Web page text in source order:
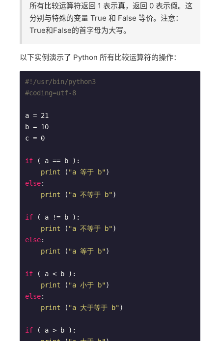
所有比较运算符返回 1 表示真，返回 0 表示假。这
分别与特殊的变量 True 和 False 等价。注意：
True和False的首字母为大写。
以下实例演示了 Python 所有比较运算符的操作：
#!/usr/bin/python3
#coding=utf-8
a = 21
b = 10
c = 0
if ( a == b ):
print ( "a 等于 b"
else:
print ( "a 不等于 b")
if ( a != b ):
print ( "a 不等于 b"
else:
print ( "a 等于 b")
if ( a < b ):
print ( "a 小于 b"
else:
print ( "a 大于等于 b")
if ( a > b ):